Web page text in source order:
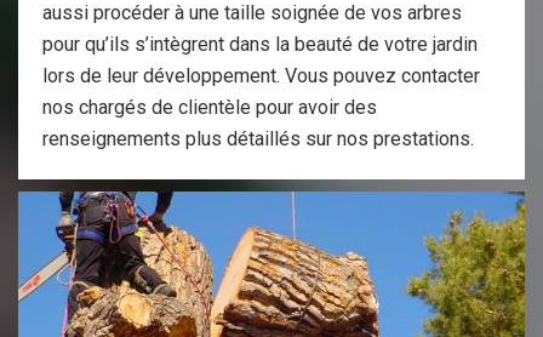
aussi procéder à une taille soignée de vos arbres
pour qu’ils s’intègrent dans la beauté de votre jardin
lors de leur développement. Vous pouvez contacter
nos chargés de clientèle pour avoir des
renseignements plus détaillés sur nos prestations.